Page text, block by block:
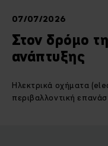
07/07/2026
Στον δρόμο
ανάπτυξης
Ηλεκτρικά οχήματα
περιβαλλοντική